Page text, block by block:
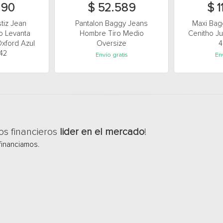
Jean
Levanta
Azul
$ 52.589
Pantalon Baggy Jeans
Hombre Tiro Medio
Oversize
Envío gratis
$
Maxi
Cenitho
financieros lider en el mercado!